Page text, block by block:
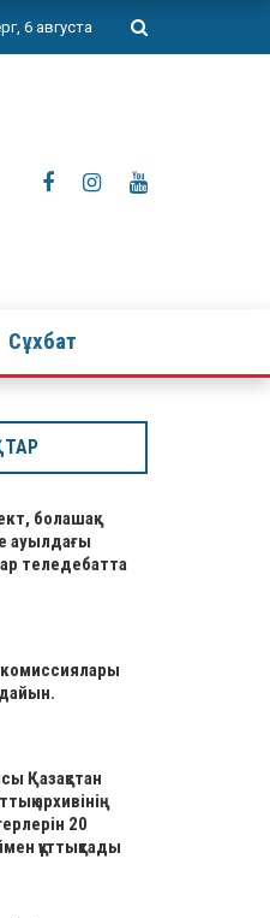
6 августа
Сұхбат
болашақ
ауылдағы
теледебатта
комиссиялары
Қазақстан
архивінің
20
құттықтады